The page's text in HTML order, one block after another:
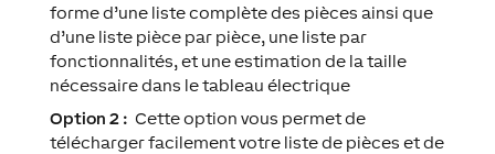
forme d’une liste complète des pièces ainsi que
d’une liste pièce par pièce, une liste par
fonctionnalités, et une estimation de la taille
nécessaire dans le tableau électrique
Option 2 : Cette option vous permet de
télécharger facilement votre liste de pièces et de